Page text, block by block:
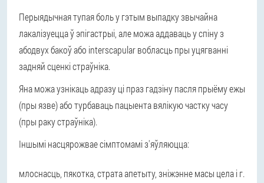
Перыядычная тупая боль у гэтым выпадку звычайна
лакалізуецца ў эпігастрыі, але можа аддаваць у спіну з
абодвух бакоў або interscapular вобласць пры уцягванні
задняй сценкі страўніка.
Яна можа узнікаць адразу ці праз гадзіну пасля прыёму ежы
(пры язве) або турбаваць пацыента вялікую частку часу
(пры раку страўніка).
Іншымі насцярожвае сімптомамі з'яўляюцца:
млоснасць, пякотка, страта апетыту, зніжэнне масы цела і г.